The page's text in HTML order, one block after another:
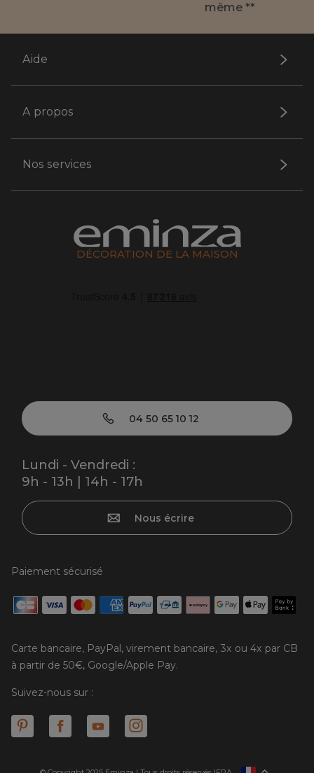
même **
Aide
A propos
Nos services
DÉCORATION DE LA MAISON
04 50 65 10 12
Lundi - Vendredi :
9h - 13h | 14h - 17h
Nous écrire
Paiement sécurisé
Carte bancaire, PayPal, virement bancaire, 3x ou 4x par CB
à partir de 50€, Google/Apple Pay.
Suivez-nous sur :